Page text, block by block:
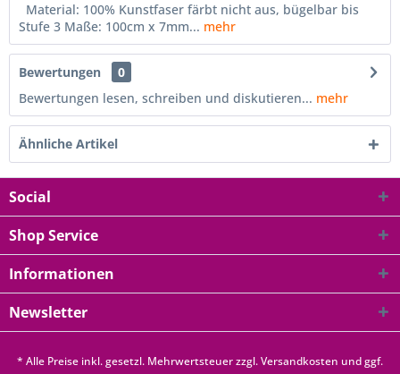
Material: 100% Kunstfaser färbt nicht aus, bügelbar bis
Stufe 3 Maße: 100cm x 7mm... mehr
Bewertungen
0
Bewertungen lesen, schreiben und diskutieren... mehr
Ähnliche Artikel
Social
Shop Service
Informationen
Newsletter
* Alle Preise inkl. gesetzl. Mehrwertsteuer zzgl.Versandkosten und ggf.